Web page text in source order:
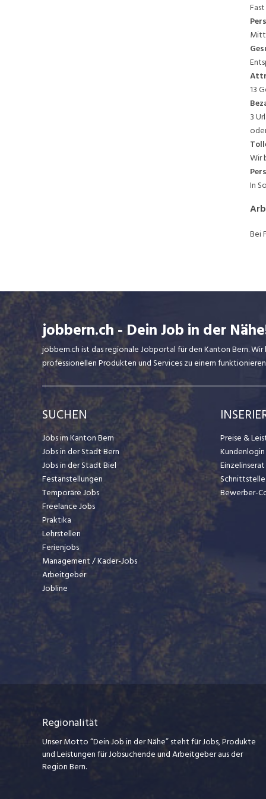
13
3
Wir
In
Bei
jobbern.ch - Dein Job in der
jobbern.ch ist das regionale Jobportal für den Kanton Bern.
professionellen Produkten und Services zu einem
SUCHEN
Jobs im Kanton Bern
Jobs in der Stadt Bern
Jobs in der Stadt Biel
Festanstellungen
Temporäre Jobs
Freelance Jobs
Praktika
Lehrstellen
Ferienjobs
Management / Kader-Jobs
Arbeitgeber
Jobline
Preise &
Kundenlogin
Schnittstelle
Bewerber-
Regionalität
Unser Motto “Dein Job in der Nähe” steht für Jobs, Produkte
und Leistungen für Jobsuchende und Arbeitgeber aus der
Region Bern.